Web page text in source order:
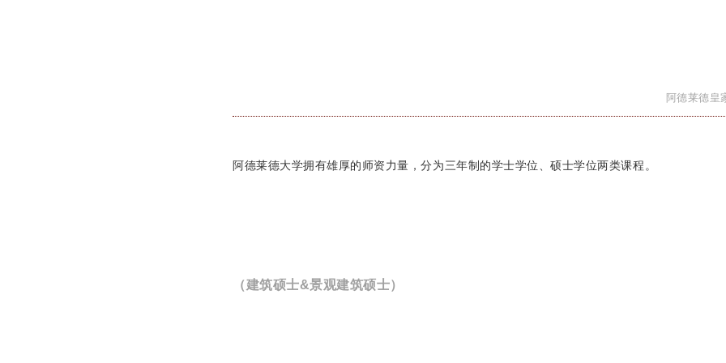
阿德莱德皇
阿德莱德大学拥有雄厚的师资力量，分为三年制的学士学位、硕士学位两类课程。
（建筑硕士&景观建筑硕士）